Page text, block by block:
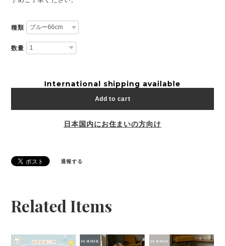
種類
数量
International shipping available
Add to cart
日本国内にお住まいの方向け
通報する
Related Items